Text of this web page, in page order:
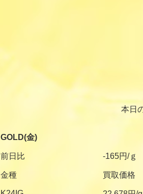
本日
GOLD(金)
前日比 -165円/ｇ
金種 買取価格